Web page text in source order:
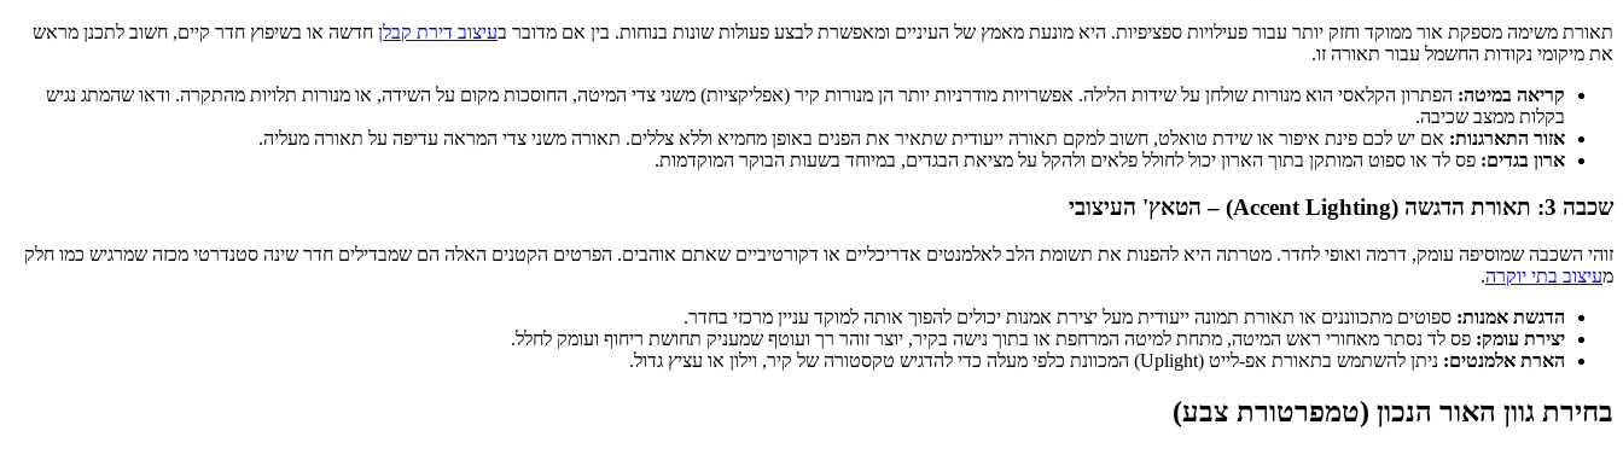
תאורת משימה מספקת אור ממוקד וחזק יותר עבור פעילויות ספציפיות. היא מונעת מאמץ של העיניים ומאפשרת לבצע פעולות שונות בנוחות. בין אם מדובר בעיצוב דירת קבלן חדשה או בשיפוץ חדר קיים, חשוב לתכנן מראש
את מיקומי נקודות החשמל עבור תאורה זו.
קריאה במיטה: הפתרון הקלאסי הוא מנורות שולחן על שידות הלילה. אפשרויות מודרניות יותר הן מנורות קיר (אפליקציות) משני צדי המיטה, החוסכות מקום על השידה, או מנורות תלויות מהתקרה. ודאו שהמתג נגיש
בקלות ממצב שכיבה.
אזור התארגנות: אם יש לכם פינת איפור או שידת טואלט, חשוב למקם תאורה ייעודית שתאיר את הפנים באופן מחמיא וללא צללים. תאורה משני צדי המראה עדיפה על תאורה מעליה.
ארון בגדים: פס לד או ספוט המותקן בתוך הארון יכול לחולל פלאים ולהקל על מציאת הבגדים, במיוחד בשעות הבוקר המוקדמות.
שכבה 3: תאורת הדגשה (Accent Lighting) – הטאץ' העיצובי
זוהי השכבה שמוסיפה עומק, דרמה ואופי לחדר. מטרתה היא להפנות את תשומת הלב לאלמנטים אדריכליים או דקורטיביים שאתם אוהבים. הפרטים הקטנים האלה הם שמבדילים חדר שינה סטנדרטי מכזה שמרגיש כמו חלק
מעיצוב בתי יוקרה.
הדגשת אמנות: ספוטים מתכווננים או תאורת תמונה ייעודית מעל יצירת אמנות יכולים להפוך אותה למוקד עניין מרכזי בחדר.
יצירת עומק: פס לד נסתר מאחורי ראש המיטה, מתחת למיטה המרחפת או בתוך נישה בקיר, יוצר זוהר רך ועוטף שמעניק תחושת ריחוף ועומק לחלל.
הארת אלמנטים: ניתן להשתמש בתאורת אפ-לייט (Uplight) המכוונת כלפי מעלה כדי להדגיש טקסטורה של קיר, וילון או עציץ גדול.
בחירת גוון האור הנכון (טמפרטורת צבע)